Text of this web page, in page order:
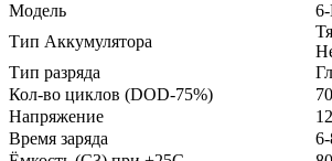
Модель
Тип Аккумулятора
Тип разряда
Кол-во циклов (DOD-75%)
Напряжение
Время заряда
6-